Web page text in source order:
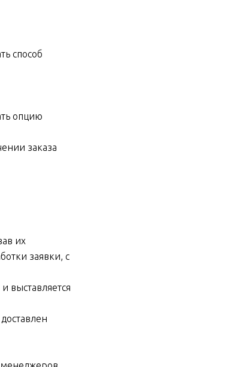
способ
опцию
заказа
их
заявки, с
выставляется